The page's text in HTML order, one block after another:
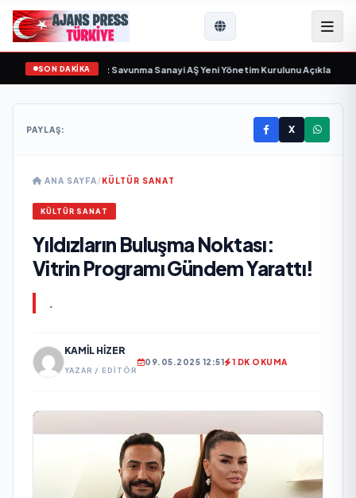
SON DAKİKA
sayıyor• Açıkgöz Savunma Sanayi AŞ Yeni Yönetim Kurulunu Açıkladı ve
PAYLAŞ: X
ANA SAYFA/KÜLTÜR SANAT
KÜLTÜR SANAT
Yıldızların Buluşma Noktası:
Vitrin Programı Gündem Yarattı!
.
KAMIL HIZER
YAZAR / EDITÖR
09.05.2025 12:51 1 DK OKUMA